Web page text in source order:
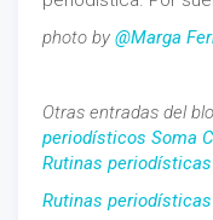
photo by @Marga
Otras entradas del
periodísticos Soma
Rutinas
Rutinas